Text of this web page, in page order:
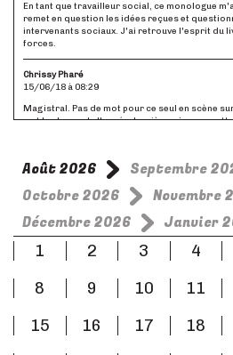
En tant que travailleur social, ce monologue
remet en question les idées reçues et
intervenants sociaux. J'ai retrouve l'esprit du
forces.
Chrissy Pharé
15/06/18 à 08:29
Magistral. Pas de mot pour ce seul en scène
met la claque de l'année. Lumière mise sur
filtre. A voir, à vivre, un moment suspendu
indemne.
Marie-Annick Depagneux
07/06/18 à 18:16
On ose à peine parler quand on sort de ce
et si approprié. Tout sonne tellement juste et
peut-être à revoir.
Août 2026
Septembre
Octobre 2026
Novembre
Décembre 2026
Janvier
1
2 3 4
8
9 10 11
15
16 17 18